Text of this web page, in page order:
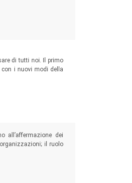
di tutti noi. Il primo
i nuovi modi della
all’affermazione dei
il ruolo